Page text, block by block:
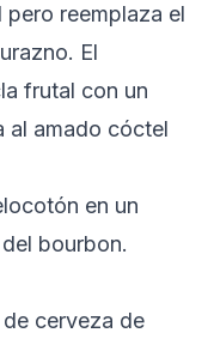
pero reemplaza el
El
frutal con un
al amado cóctel
en un
bourbon.
cerveza de